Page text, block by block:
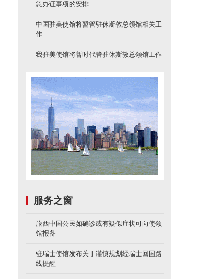
急办证事项的安排
中国驻美使馆将暂管驻休斯敦总领馆相关工
作
我驻美使馆将暂时代管驻休斯敦总领馆工作
服务之窗
旅西中国公民如确诊或有疑似症状可向使领
馆报备
驻瑞士使馆发布关于谨慎规划经瑞士回国路
线提醒